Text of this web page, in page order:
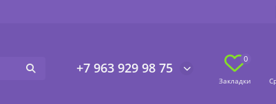
+7 963 929 98 75
0